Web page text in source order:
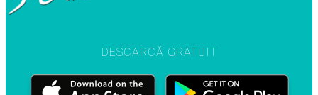
DESCARCĂ GRATUIT